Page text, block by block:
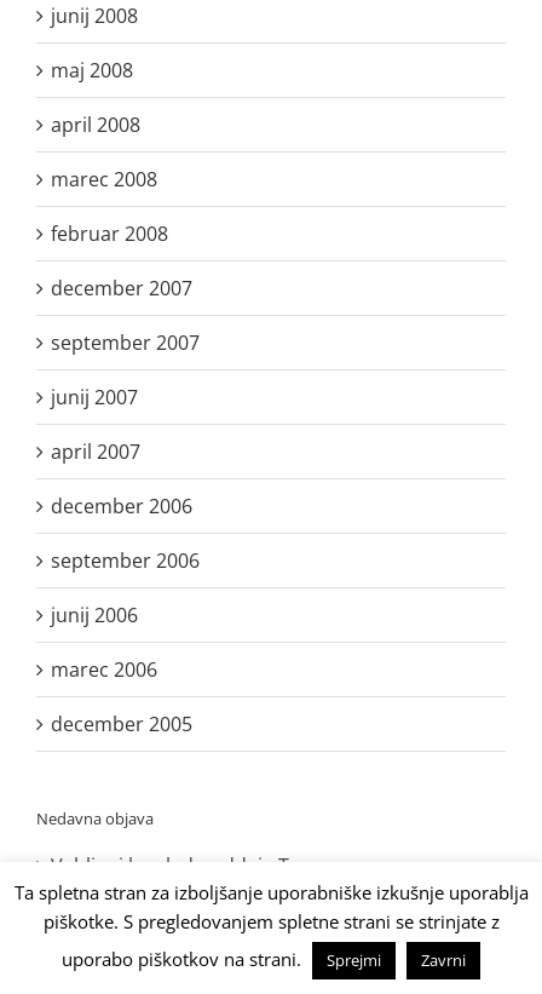
junij 2008
maj 2008
april 2008
marec 2008
februar 2008
december 2007
september 2007
junij 2007
april 2007
december 2006
september 2006
junij 2006
marec 2006
december 2005
Nedavna objava
Vabljeni k ogledu oddaje Tempo
Bron slovenskih nogometašev v ZDA
Bron za slovenski par na turnirju v Kairu
Ta spletna stran za izboljšanje uporabniške izkušnje uporablja
piškotke. S pregledovanjem spletne strani se strinjate z
uporabo piškotkov na strani.
Sprejmi Zavrni